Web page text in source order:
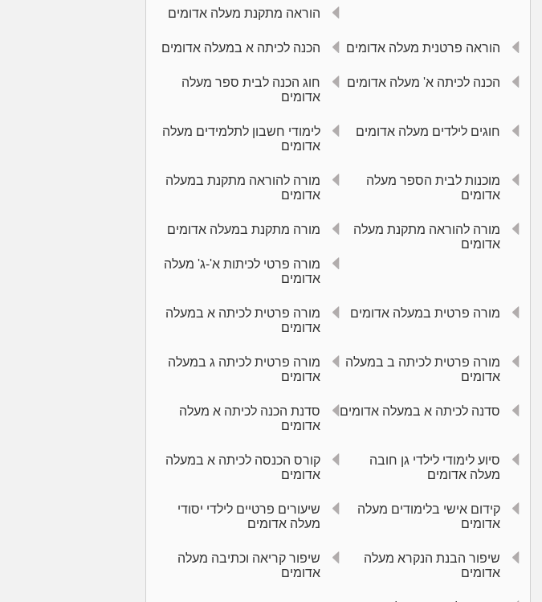
קורס הכנה לכיתה א' ב320 ש"ח בלבד לחודש!
קבוצה קטנה 3-4 תלמידים בקבוצה. מפגש אחת
הוראה מתקנת מעלה אדומים
הוראה פרטנית מעלה אדומים הכנה לכיתה א במעלה אדומים
הכנה לכיתה א' מעלה אדומים
חוג הכנה לבית ספר מעלה
אדומים
חוגים לילדים מעלה אדומים
לימודי חשבון לתלמידים מעלה
אדומים
מוכנות לבית הספר מעלה
אדומים
מורה להוראה מתקנת במעלה
אדומים
מורה להוראה מתקנת מעלה
אדומים
מורה מתקנת במעלה אדומים
מורה פרטי לכיתות א'-ג' מעלה
אדומים
מורה פרטית במעלה אדומים
מורה פרטית לכיתה א במעלה
אדומים
מורה פרטית לכיתה ב במעלה
אדומים
מורה פרטית לכיתה ג במעלה
אדומים
סדנה לכיתה א במעלה אדומים
סדנת הכנה לכיתה א מעלה
אדומים
סיוע לימודי לילדי גן חובה
מעלה אדומים
קורס הכנסה לכיתה א במעלה
אדומים
קידום אישי בלימודים מעלה
אדומים
שיעורים פרטיים לילדי יסודי
מעלה אדומים
שיפור הבנת הנקרא מעלה
אדומים
שיפור קריאה וכתיבה מעלה
אדומים